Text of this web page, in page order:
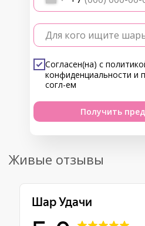
Для кого ищите
Согласен(на) с
конфиденциальности и
согл-ем
Получить
Живые отзывы